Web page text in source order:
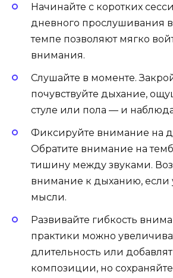
Начинайте с коротких
дневного прослушивания
темпе позволяют мягко
внимания.
Слушайте в моменте.
почувствуйте дыхание,
стуле или пола — и
Фиксируйте внимание на
Обратите внимание на
тишину между звуками.
внимание к дыханию, если
мысли.
Развивайте гибкость
практики можно
длительность или
композиции, но